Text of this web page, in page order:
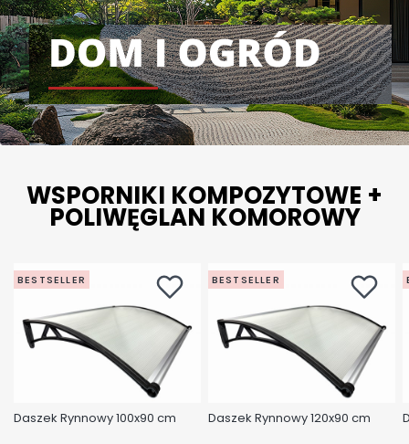
WSPORNIKI KOMPOZYTOWE +
POLIWĘGLAN KOMOROWY
BESTSELLER
Daszek Rynnowy 100x90 cm
BESTSELLER
Daszek Rynnowy 120x90 cm